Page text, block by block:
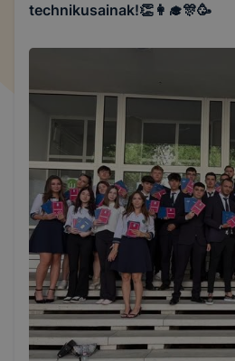
technikusainak!👏👩‍🎓🎊🥳